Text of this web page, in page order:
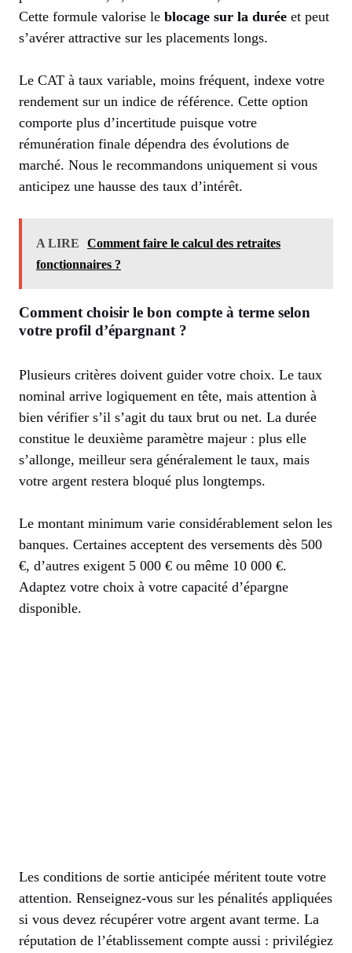
Cette formule valorise le blocage sur la durée et peut
s’avérer attractive sur les placements longs.
Le CAT à taux variable, moins fréquent, indexe votre
rendement sur un indice de référence. Cette option
comporte plus d’incertitude puisque votre
rémunération finale dépendra des évolutions de
marché. Nous le recommandons uniquement si vous
anticipez une hausse des taux d’intérêt.
A LIRE
Comment faire le calcul des retraites
fonctionnaires ?
Comment choisir le bon compte à terme selon
votre profil d’épargnant ?
Plusieurs critères doivent guider votre choix. Le taux
nominal arrive logiquement en tête, mais attention à
bien vérifier s’il s’agit du taux brut ou net. La durée
constitue le deuxième paramètre majeur : plus elle
s’allonge, meilleur sera généralement le taux, mais
votre argent restera bloqué plus longtemps.
Le montant minimum varie considérablement selon les
banques. Certaines acceptent des versements dès 500
€, d’autres exigent 5 000 € ou même 10 000 €.
Adaptez votre choix à votre capacité d’épargne
disponible.
Les conditions de sortie anticipée méritent toute votre
attention. Renseignez-vous sur les pénalités appliquées
si vous devez récupérer votre argent avant terme. La
réputation de l’établissement compte aussi : privilégiez